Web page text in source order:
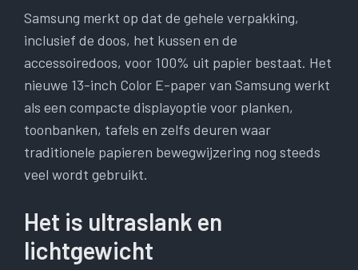
Samsung merkt op dat de gehele verpakking,
inclusief de doos, het kussen en de
accessoiredoos, voor 100% uit papier bestaat. Het
nieuwe 13-inch Color E-paper van Samsung werkt
als een compacte displayoptie voor planken,
toonbanken, tafels en zelfs deuren waar
traditionele papieren bewegwijzering nog steeds
veel wordt gebruikt.
Het is ultraslank en
lichtgewicht